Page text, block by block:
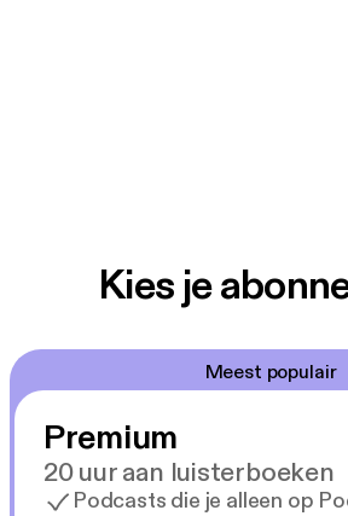
Kies je
Meest populair
Premium
20 uur aan luisterboeken
Podcasts die je alleen op